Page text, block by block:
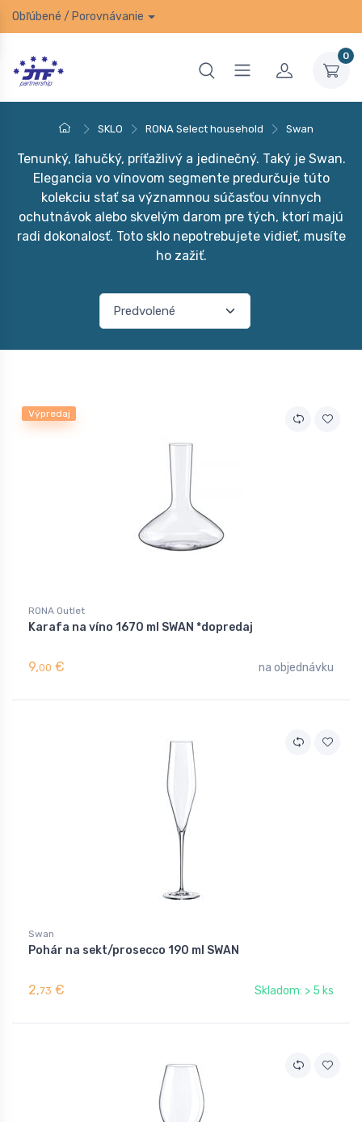
Obľúbené / Porovnávanie
0
SKLO RONA Select household Swan
Tenunký, ľahučký, príťažlivý a jedinečný. Taký je Swan.
Elegancia vo vínovom segmente predurčuje túto
kolekciu stať sa významnou súčasťou vínnych
ochutnávok alebo skvelým darom pre tých, ktorí majú
radi dokonalosť. Toto sklo nepotrebujete vidieť, musíte
ho zažiť.
Výpredaj
RONA Outlet
Karafa na víno 1670 ml SWAN *dopredaj
9,00 € na objednávku
Swan
Pohár na sekt/prosecco 190 ml SWAN
2,73 € Skladom: > 5 ks